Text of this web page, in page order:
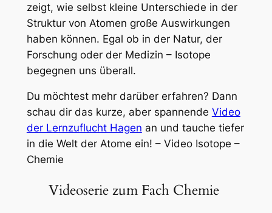
zeigt, wie selbst kleine Unterschiede in der
Struktur von Atomen große Auswirkungen
haben können. Egal ob in der Natur, der
Forschung oder der Medizin – Isotope
begegnen uns überall.
Du möchtest mehr darüber erfahren? Dann
schau dir das kurze, aber spannende Video
der Lernzuflucht Hagen an und tauche tiefer
in die Welt der Atome ein! – Video Isotope –
Chemie
Videoserie zum Fach Chemie